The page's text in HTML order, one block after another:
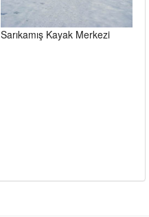
Sarıkamış Kayak Merkezi